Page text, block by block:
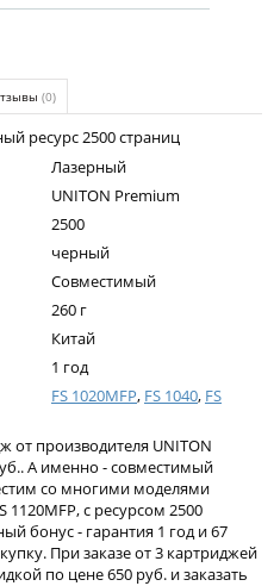
машины
(0)
ресурс 2500 страниц
Лазерный
UNITON Premium
2500
черный
Совместимый
260 г
Китай
1 год
FS 1020MFP, FS 1040, FS
от производителя UNITON
А именно - совместимый
со многими моделями
1120MFP, с ресурсом 2500
бонус - гарантия 1 год и 67
При заказе от 3 картриджей
по цене 650 руб. и заказать